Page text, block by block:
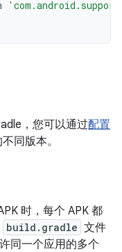
，您可以通过配置
同版本。
时，每个 APK 都
build.gradle 文件
同一个应用的多个